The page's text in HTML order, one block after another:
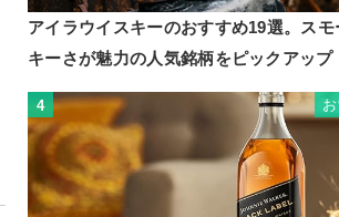
アイラウイスキーのおすすめ19選。スモ
キーさが魅力の人気銘柄をピックアップ
4